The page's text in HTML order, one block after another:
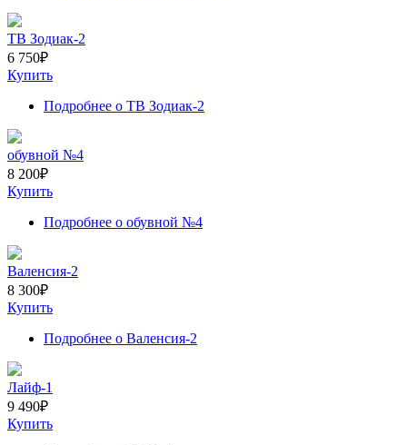
ТВ Зодиак-2
6 750₽
Купить
Подробнее о ТВ Зодиак-2
обувной №4
8 200₽
Купить
Подробнее о обувной №4
Валенсия-2
8 300₽
Купить
Подробнее о Валенсия-2
Лайф-1
9 490₽
Купить